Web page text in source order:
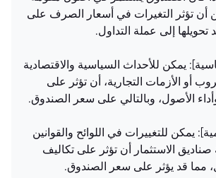
أن تؤثر التغيرات في أسعار الصرف على
إلى عملة التداول.
يمكن للأحداث السياسية والاقتصادية
أو الأزمات التجارية، أن تؤثر على
الأصول، وبالتالي على سعر الصندوق.
يمكن للتغييرات في اللوائح والقوانين
الاستثمار أن تؤثر على تكاليف
مما قد يؤثر على سعر الصندوق.